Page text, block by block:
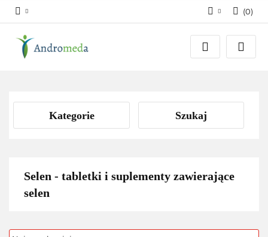
Zarejestruj się
(0)
Kategorie Szukaj
Selen - tabletki i suplementy zawierające
selen